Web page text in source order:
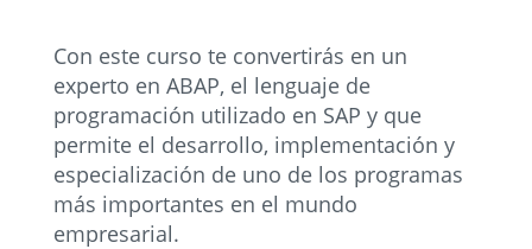
Con este curso te convertirás en un
experto en ABAP, el lenguaje de
programación utilizado en SAP y que
permite el desarrollo, implementación y
especialización de uno de los programas
más importantes en el mundo
empresarial.